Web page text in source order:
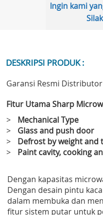
Ingin kami
DESKRIPSI PRODUK :
Garansi Resmi
Fitur Utama Sharp
>
Mechanical Type
>
Glass and push door
>
Defrost by weight and
>
Paint cavity, cooking
Dengan kapasitas
Dengan desain pintu
dalam membuka dan
fitur sistem putar untuk